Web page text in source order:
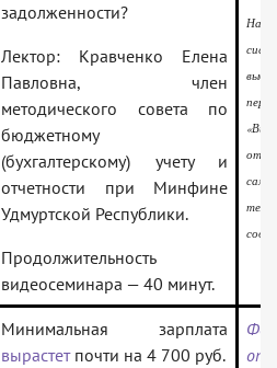
задолженности?
Лектор: Кравченко Елена
Павловна, член
методического совета по
бюджетному
(бухгалтерскому) учету и
отчетности при Минфине
Удмуртской Республики.
Продолжительность
видеосеминара — 40 минут.
На
Минимальная зарплата
вырастетпочти на 4 700 руб.
от